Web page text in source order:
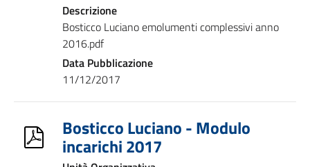
Descrizione
Bosticco Luciano emolumenti complessivi anno
2016.pdf
Data Pubblicazione
11/12/2017
Bosticco Luciano - Modulo
incarichi 2017